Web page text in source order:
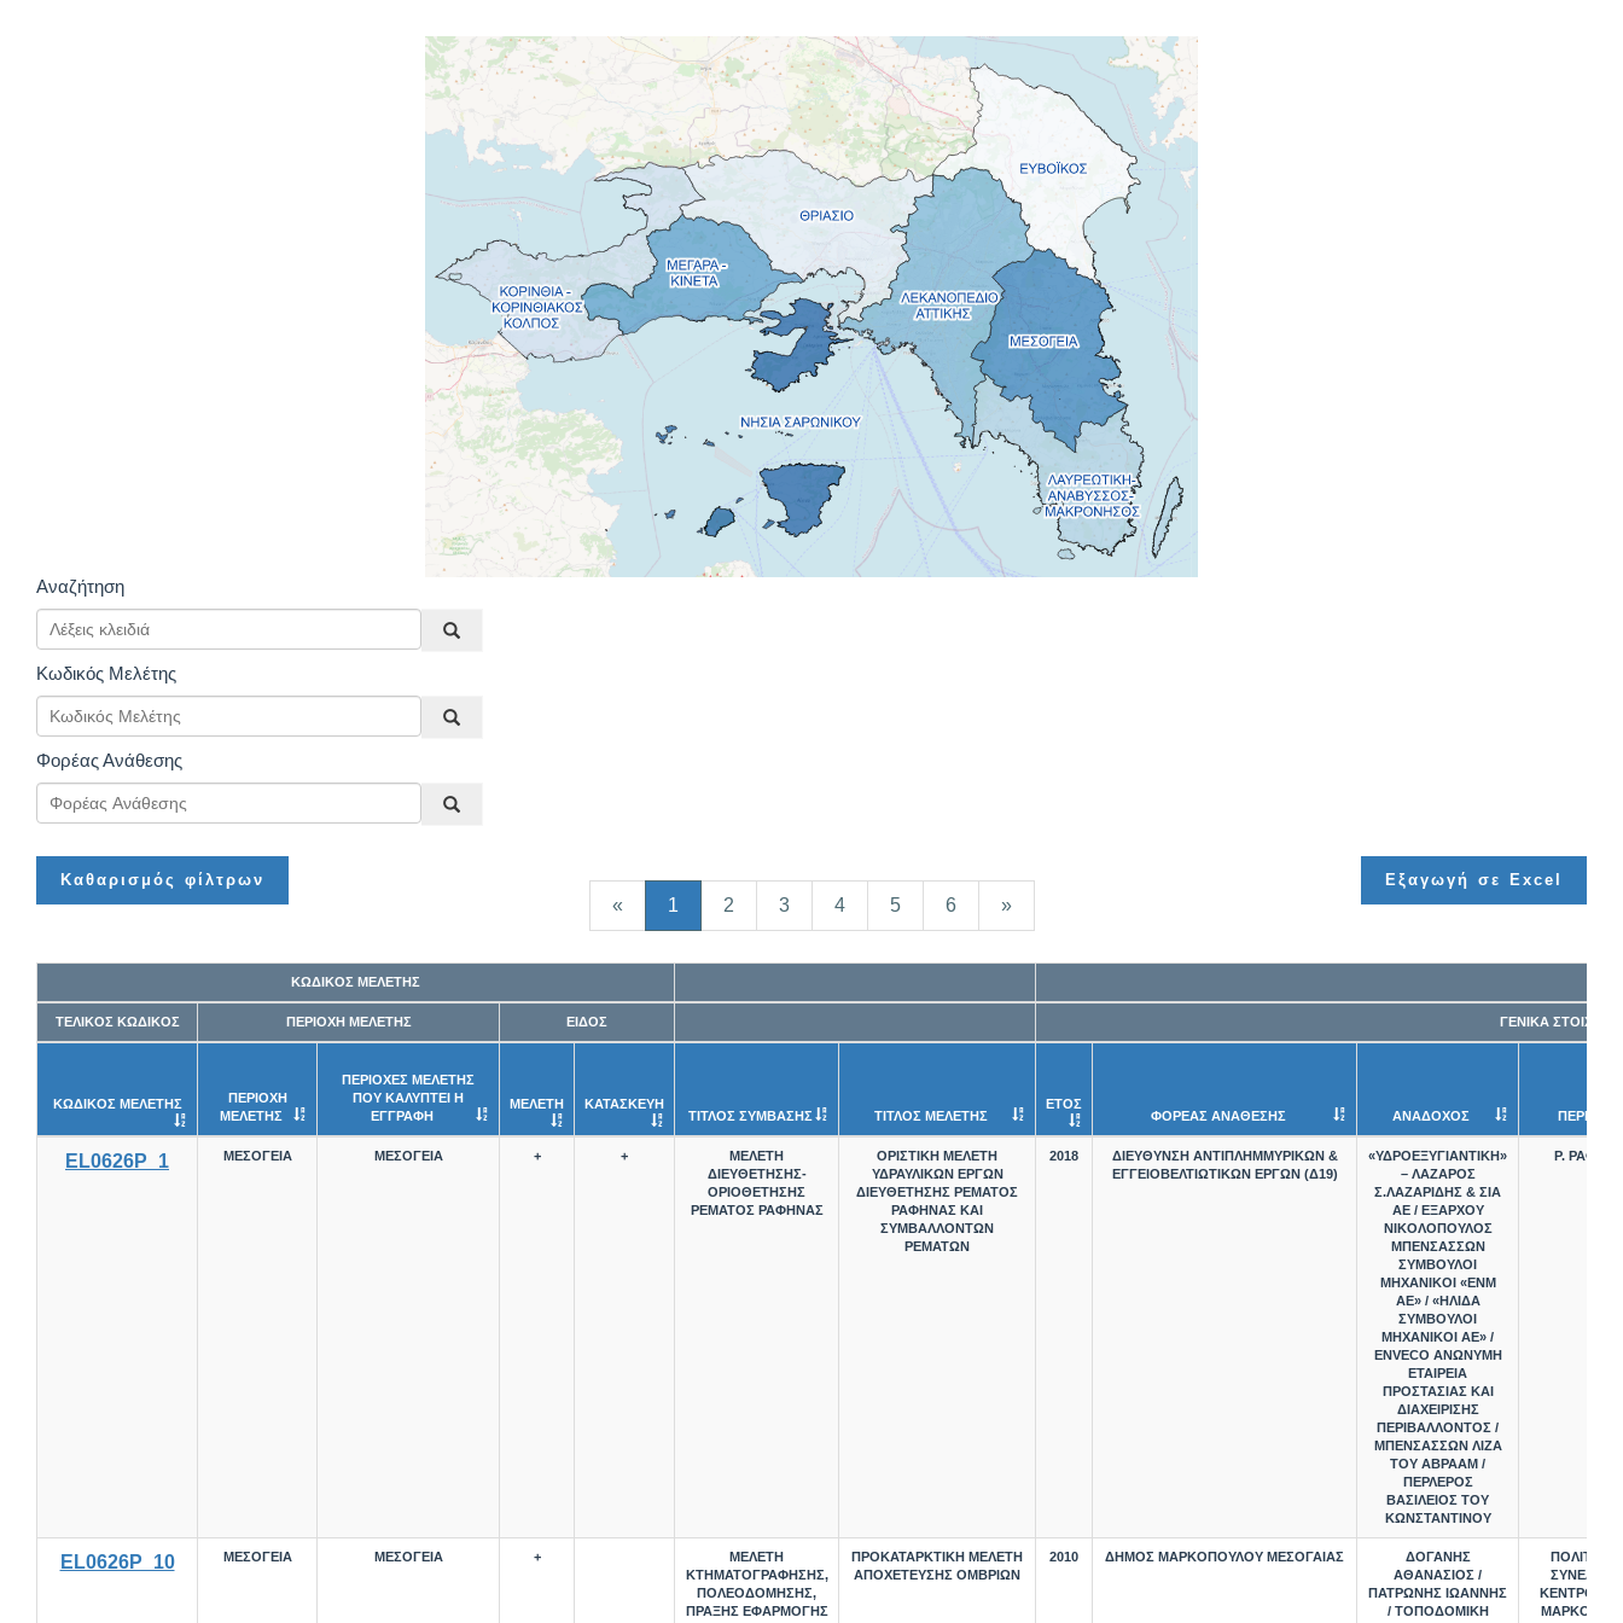
Αναζήτηση
Κωδικός Μελέτης
Φορέας Ανάθεσης
Εξαγωγή σε Excel
Καθαρισμός φίλτρων
« 1 2 3 4 5 6 »
ΚΩΔΙΚΟΣ ΜΕΛΕΤΗΣ
ΤΕΛΙΚΟΣ ΚΩΔΙΚΟΣ ΠΕΡΙΟΧΗ ΜΕΛΕΤΗΣ ΕΙΔΟΣ ΓΕΝΙΚΑ ΣΤΟΙΧΕΙΑ
ΚΩΔΙΚΟΣ ΜΕΛΕΤΗΣ
ΠΕΡΙΟΧΗ
ΜΕΛΕΤΗΣ
ΠΕΡΙΟΧΕΣ ΜΕΛΕΤΗΣ
ΠΟΥ ΚΑΛΥΠΤΕΙ Η
ΕΓΓΡΑΦΗ
ΜΕΛΕΤΗ
ΚΑΤΑΣΚΕΥΗ
ΤΙΤΛΟΣ ΣΥΜΒΑΣΗΣ
ΤΙΤΛΟΣ ΜΕΛΕΤΗΣ
ΕΤΟΣ
ΦΟΡΕΑΣ ΑΝΑΘΕΣΗΣ
ΑΝΑΔΟΧΟΣ ΠΕΡΙΟΧΗ
EL0626P_1 ΜΕΣΟΓΕΙΑ ΜΕΣΟΓΕΙΑ + +
ΜΕΛΕΤΗ
ΔΙΕΥΘΕΤΗΣΗΣ-
ΟΡΙΟΘΕΤΗΣΗΣ
ΡΕΜΑΤΟΣ ΡΑΦΗΝΑΣ
ΟΡΙΣΤΙΚΗ ΜΕΛΕΤΗ
ΥΔΡΑΥΛΙΚΩΝ ΕΡΓΩΝ
ΔΙΕΥΘΕΤΗΣΗΣ ΡΕΜΑΤΟΣ
ΡΑΦΗΝΑΣ ΚΑΙ
ΣΥΜΒΑΛΛΟΝΤΩΝ
ΡΕΜΑΤΩΝ
2018
ΔΙΕΥΘΥΝΣΗ ΑΝΤΙΠΛΗΜΜΥΡΙΚΩΝ &
ΕΓΓΕΙΟΒΕΛΤΙΩΤΙΚΩΝ ΕΡΓΩΝ (Δ19)
«ΥΔΡΟΕΞΥΓΙΑΝΤΙΚΗ»
– ΛΑΖΑΡΟΣ
Σ.ΛΑΖΑΡΙΔΗΣ & ΣΙΑ
ΑΕ / ΕΞΑΡΧΟΥ
ΝΙΚΟΛΟΠΟΥΛΟΣ
ΜΠΕΝΣΑΣΣΩΝ
ΣΥΜΒΟΥΛΟΙ
ΜΗΧΑΝΙΚΟΙ «ΕΝΜ
ΑΕ» / «ΗΛΙΔΑ
ΣΥΜΒΟΥΛΟΙ
ΜΗΧΑΝΙΚΟΙ ΑΕ» /
ENVECO ΑΝΩΝΥΜΗ
ΕΤΑΙΡΕΙΑ
ΠΡΟΣΤΑΣΙΑΣ ΚΑΙ
ΔΙΑΧΕΙΡΙΣΗΣ
ΠΕΡΙΒΑΛΛΟΝΤΟΣ /
ΜΠΕΝΣΑΣΣΩΝ ΛΙΖΑ
ΤΟΥ ΑΒΡΑΑΜ /
ΠΕΡΛΕΡΟΣ
ΒΑΣΙΛΕΙΟΣ ΤΟΥ
ΚΩΝΣΤΑΝΤΙΝΟΥ
Ρ.
EL0626P_10 ΜΕΣΟΓΕΙΑ ΜΕΣΟΓΕΙΑ +
ΜΕΛΕΤΗ
ΚΤΗΜΑΤΟΓΡΑΦΗΣΗΣ,
ΠΟΛΕΟΔΟΜΗΣΗΣ,
ΠΡΑΞΗΣ ΕΦΑΡΜΟΓΗΣ
ΠΡΟΚΑΤΑΡΚΤΙΚΗ ΜΕΛΕΤΗ
ΑΠΟΧΕΤΕΥΣΗΣ ΟΜΒΡΙΩΝ
2010 ΔΗΜΟΣ ΜΑΡΚΟΠΟΥΛΟΥ ΜΕΣΟΓΑΙΑΣ
ΔΟΓΑΝΗΣ
ΑΘΑΝΑΣΙΟΣ /
ΠΑΤΡΩΝΗΣ ΙΩΑΝΝΗΣ
/ ΤΟΠΟΔΟΜΙΚΗ
ΚΕΝΤΡΟ